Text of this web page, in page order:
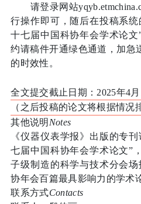
请登录网站
行操作即可，随后在投稿系
十七届中国科协年会学术论文
约请稿件开通绿色通道，加急
的时效性。
全文提交截止日期： 2025年4月
（之后投稿的论文将根据情况
其他说明 Notes
《仪器仪表学报》出版的专
七届中国科协年会学术论文”
子级制造的科学与技术分会
协年会百篇最具影响力的学术
联系方式Contacts